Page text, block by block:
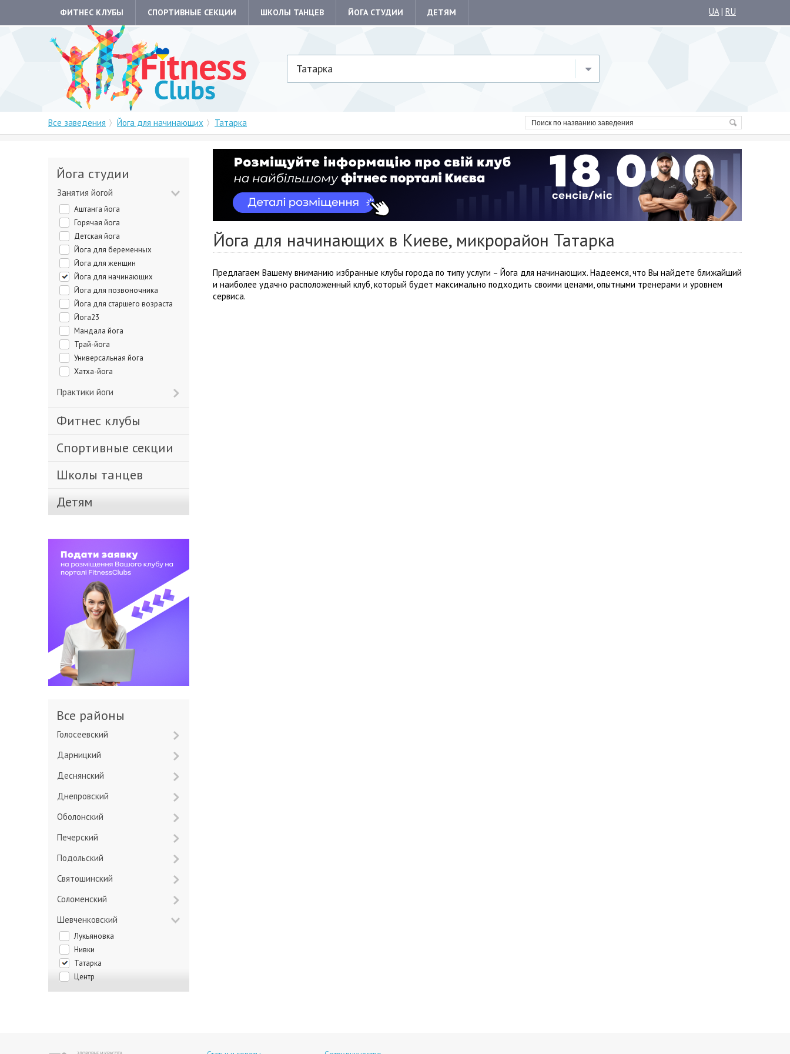
ФИТНЕС КЛУБЫ СПОРТИВНЫЕ СЕКЦИИ ШКОЛЫ ТАНЦЕВ ЙОГА СТУДИИ ДЕТЯМ UA| RU
Татарка
Все заведения Йога для начинающих Татарка
Йога для начинающих в Киеве, микрорайон Татарка
Предлагаем Вашему вниманию избранные клубы города по типу услуги – Йога для начинающих. Надеемся, что Вы найдете ближайший
и наиболее удачно расположенный клуб, который будет максимально подходить своими ценами, опытными тренерами и уровнем
сервиса.
Йога студии
Занятия йогой
Аштанга йога
Горячая йога
Детская йога
Йога для беременных
Йога для женщин
Йога для начинающих
Йога для позвоночника
Йога для старшего возраста
Йога23
Мандала йога
Трай-йога
Универсальная йога
Хатха-йога
Практики йоги
Фитнес клубы
Спортивные секции
Школы танцев
Детям
Все районы
Голосеевский
Дарницкий
Деснянский
Днепровский
Оболонский
Печерский
Подольский
Святошинский
Соломенский
Шевченковский
Лукьяновка
Нивки
Татарка
Центр